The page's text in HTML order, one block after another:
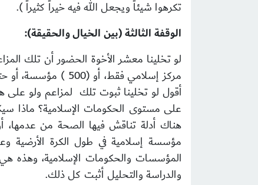
تكرهوا شيئاً ويجعل الله فيه خيراً كثيراً ).
الوقفة الثالثة (بين الخيال والحقيقة):
لو تخلينا معشر الأخوة الحضور أن تلك
أقول لو تخلينا ثبوت تلك لمزاعم ولو على
على مستوى الحكومات الإسلامية؟ ماذا
مؤسسة إسلامية في طول الكرة الأرضية
المؤسسات والحكومات الإسلامية، وهذه
والدراسة والتحليل أثبت كل ذلك.